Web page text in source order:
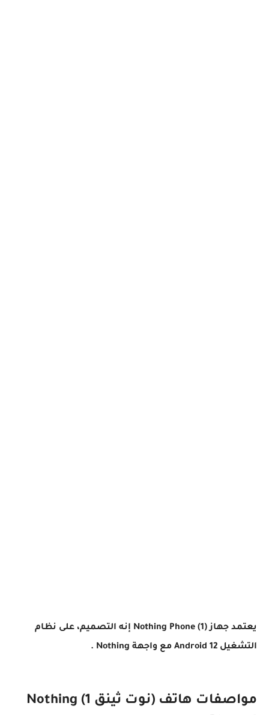
يعتمد جهاز Nothing Phone (1) إنه التصميم، على نظام
التشغيل Android 12 مع واجهة Nothing .
مواصفات هاتف (نوت ثينق 1) Nothing